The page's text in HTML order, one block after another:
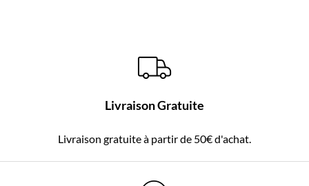
Livraison Gratuite
Livraison gratuite à partir de 50€ d'achat.